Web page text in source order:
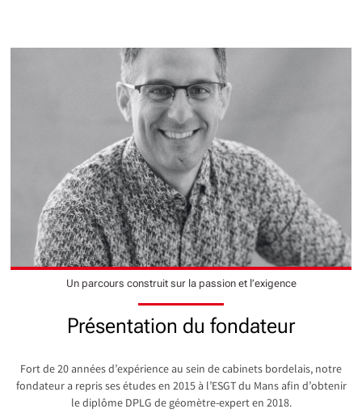
Un parcours construit sur la passion et l’exigence
Présentation du fondateur
Fort de 20 années d’expérience au sein de cabinets bordelais, notre
fondateur a repris ses études en 2015 à l’ESGT du Mans afin d’obtenir
le diplôme DPLG de géomètre-expert en 2018.